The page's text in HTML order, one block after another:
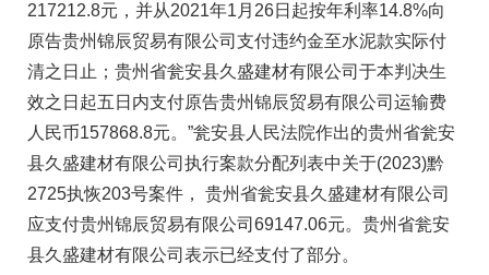
217212.8元，并从2021年1月26日起按年利率14.8%向
原告贵州锦辰贸易有限公司支付违约金至水泥款实际付
清之日止；贵州省瓮安县久盛建材有限公司于本判决生
效之日起五日内支付原告贵州锦辰贸易有限公司运输费
人民币157868.8元。”瓮安县人民法院作出的贵州省瓮安
县久盛建材有限公司执行案款分配列表中关于(2023)黔
2725执恢203号案件， 贵州省瓮安县久盛建材有限公司
应支付贵州锦辰贸易有限公司69147.06元。贵州省瓮安
县久盛建材有限公司表示已经支付了部分。